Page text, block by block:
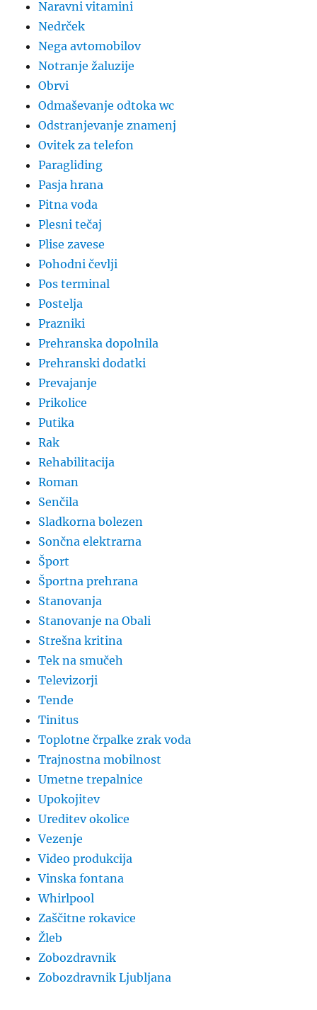
Naravni vitamini
Nedrček
Nega avtomobilov
Notranje žaluzije
Obrvi
Odmaševanje odtoka wc
Odstranjevanje znamenj
Ovitek za telefon
Paragliding
Pasja hrana
Pitna voda
Plesni tečaj
Plise zavese
Pohodni čevlji
Pos terminal
Postelja
Prazniki
Prehranska dopolnila
Prehranski dodatki
Prevajanje
Prikolice
Putika
Rak
Rehabilitacija
Roman
Senčila
Sladkorna bolezen
Sončna elektrarna
Šport
Športna prehrana
Stanovanja
Stanovanje na Obali
Strešna kritina
Tek na smučeh
Televizorji
Tende
Tinitus
Toplotne črpalke zrak voda
Trajnostna mobilnost
Umetne trepalnice
Upokojitev
Ureditev okolice
Vezenje
Video produkcija
Vinska fontana
Whirlpool
Zaščitne rokavice
Žleb
Zobozdravnik
Zobozdravnik Ljubljana